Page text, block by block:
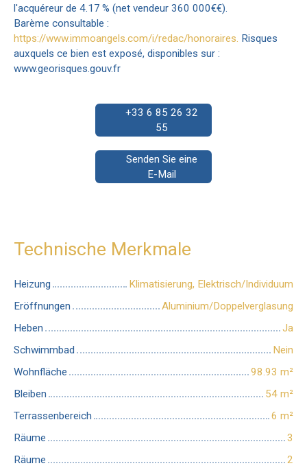
l'acquéreur de 4.17 % (net vendeur 360 000€€).
Barème consultable :
https://www.immoangels.com/i/redac/honoraires. Risques
auxquels ce bien est exposé, disponibles sur :
www.georisques.gouv.fr
+33 6 85 26 32
55
Senden Sie eine
E-Mail
Technische Merkmale
Heizung
Klimatisierung, Elektrisch/Individuum
Eröffnungen
Aluminium/Doppelverglasung
Heben
Ja
Schwimmbad
Nein
Wohnfläche
98.93 m²
Bleiben
54 m²
Terrassenbereich
6 m²
Räume
3
Räume
2